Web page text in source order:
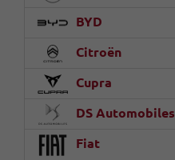
BYD
Citroën
Cupra
DS Automobiles
Fiat